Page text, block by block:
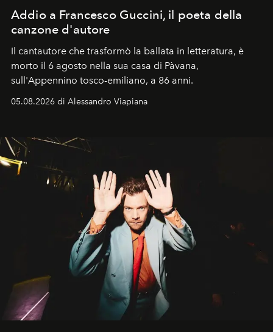
Addio a Francesco Guccini, il poeta della
canzone d'autore
Il cantautore che trasformò la ballata in letteratura, è
morto il 6 agosto nella sua casa di Pàvana,
sull'Appennino tosco-emiliano, a 86 anni.
05.08.2026 di Alessandro Viapiana